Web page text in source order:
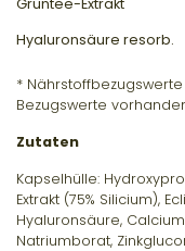
Grüntee-Extrakt
Hyaluronsäure resorb.
* Nährstoffbezugswerte
Bezugswerte
Zutaten
Kapselhülle:
Extrakt (75% Silicium),
Hyaluronsäure,
Natriumborat,